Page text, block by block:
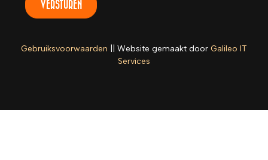
VERSTUREN
Gebruiksvoorwaarden || Website gemaakt door Galileo IT
Services